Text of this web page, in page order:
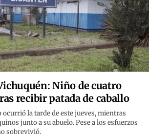
Niño de cuatro
recibir patada de caballo
la tarde de este jueves, mientras
junto a su abuelo. Pese a los esfuerzos
sobrevivió.